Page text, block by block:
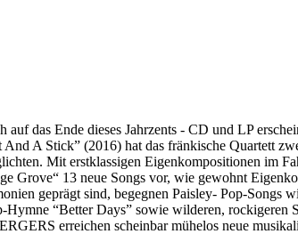
das Ende dieses Jahrzents - CD und LP
A Stick” (2016) hat das fränkische Quartett
Mit erstklassigen Eigenkompositionen im
Grove“ 13 neue Songs vor, wie gewohnt
geprägt sind, begegnen Paisley- Pop-Songs
“Better Days” sowie wilderen,
erreichen scheinbar mühelos neue